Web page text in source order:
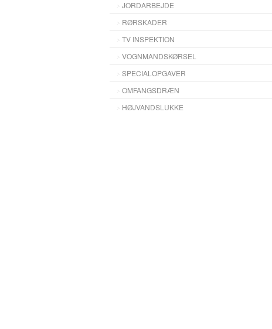
JORDARBEJDE
RØRSKADER
TV INSPEKTION
VOGNMANDSKØRSEL
SPECIALOPGAVER
OMFANGSDRÆN
HØJVANDSLUKKE